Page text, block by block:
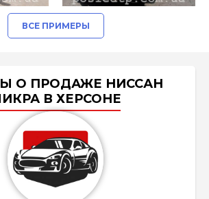
ВСЕ ПРИМЕРЫ
О ПРОДАЖЕ НИССАН
В ХЕРСОНЕ